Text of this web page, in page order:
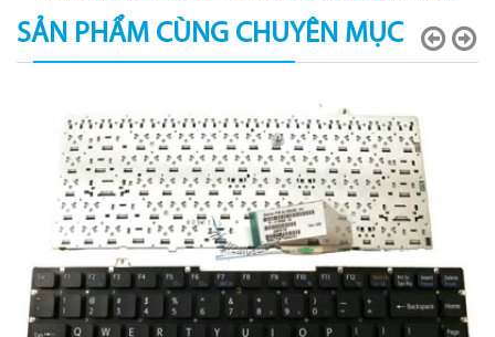
SẢN PHẨM CÙNG CHUYÊN MỤC